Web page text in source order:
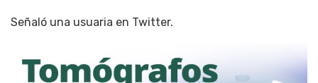
Señaló una usuaria en Twitter.